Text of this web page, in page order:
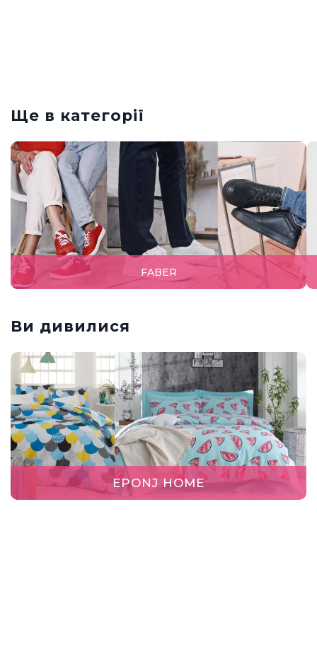
Ще в категорії
FABER
Ви дивилися
EPONJ HOME